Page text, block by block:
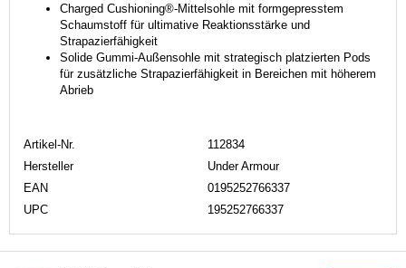
Charged Cushioning®-Mittelsohle mit formgepresstem
Schaumstoff für ultimative Reaktionsstärke und
Strapazierfähigkeit
Solide Gummi-Außensohle mit strategisch platzierten Pods
für zusätzliche Strapazierfähigkeit in Bereichen mit höherem
Abrieb
Artikel-Nr.
112834
Hersteller
Under Armour
EAN
0195252766337
UPC
195252766337